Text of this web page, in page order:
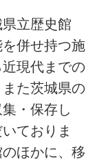
立歴史館
併せ持つ施
現代までの
た茨城県の
・保存し
ておりま
ほかに、移